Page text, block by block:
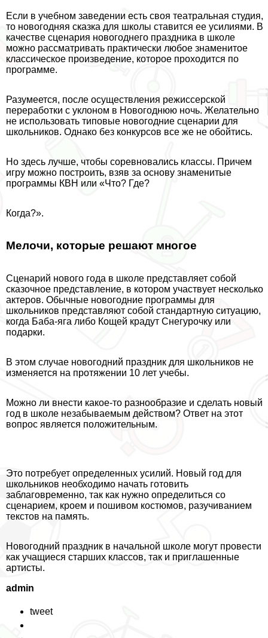
Если в учебном заведении есть своя театральная студия,
то новогодняя сказка для школы ставится ее усилиями. В
качестве сценария новогоднего праздника в школе
можно рассматривать пpaктически любое знаменитое
классическое произведение, которое проходится по
программе.
Разумеется, после осуществления режиссерской
переработки с уклоном в Новогоднюю ночь. Желательно
не использовать типовые новогодние сценарии для
школьников. Однако без конкурсов все же не обойтись.
Но здесь лучше, чтобы соревновались классы. Причем
игру можно построить, взяв за основу знаменитые
программы КВН или «Что? Где?
Когда?».
Мелочи, которые решают многое
Сценарий нового года в школе представляет собой
сказочное представление, в котором участвует несколько
актеров. Обычные новогодние программы для
школьников представляют собой стандартную ситуацию,
когда Баба-яга либо Кощей крадут Снегурочку или
подарки.
В этом случае новогодний праздник для школьников не
изменяется на протяжении 10 лет учебы.
Можно ли внести какое-то разнообразие и сделать новый
год в школе незабываемым действом? Ответ на этот
вопрос является положительным.
Это потребует определенных усилий. Новый год для
школьников необходимо начать готовить
заблаговременно, так как нужно определиться со
сценарием, кроем и пошивом костюмов, разучиванием
текстов на память.
Новогодний праздник в начальной школе могут провести
как учащиеся старших классов, так и приглашенные
артисты.
admin
tweet